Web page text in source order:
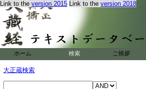
Link to the version 2015 Link to the version 2018
ホーム 検索 ご挨拶
大正蔵検索